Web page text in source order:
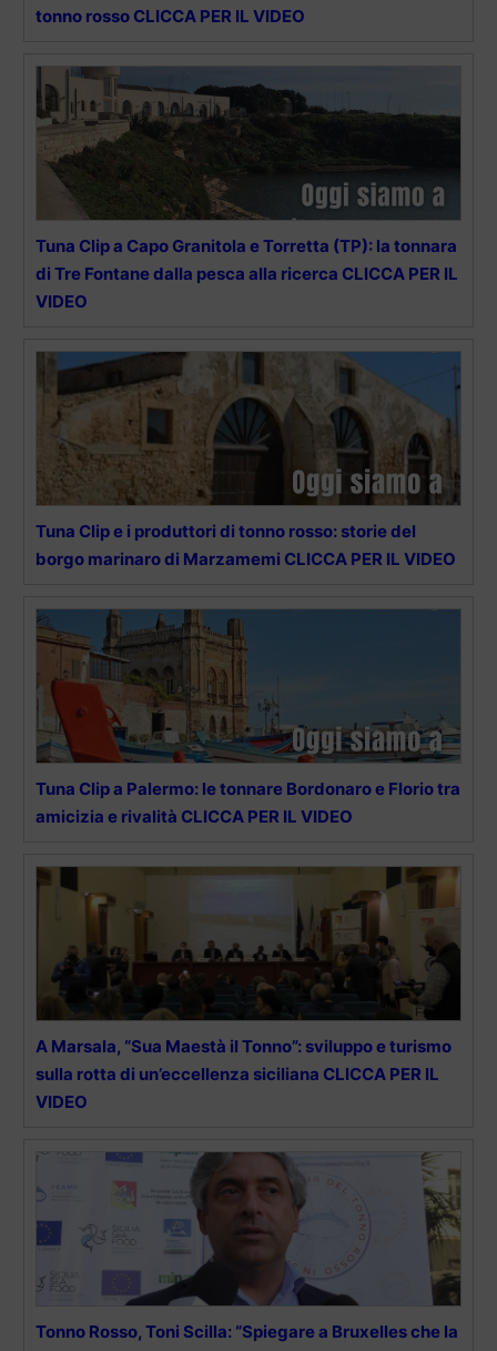
tonno rosso CLICCA PER IL VIDEO
Tuna Clip a Capo Granitola e Torretta (TP): la tonnara
di Tre Fontane dalla pesca alla ricerca CLICCA PER IL
VIDEO
Tuna Clip e i produttori di tonno rosso: storie del
borgo marinaro di Marzamemi CLICCA PER IL VIDEO
Tuna Clip a Palermo: le tonnare Bordonaro e Florio tra
amicizia e rivalità CLICCA PER IL VIDEO
A Marsala, “Sua Maestà il Tonno”: sviluppo e turismo
sulla rotta di un’eccellenza siciliana CLICCA PER IL
VIDEO
Tonno Rosso, Toni Scilla: “Spiegare a Bruxelles che la